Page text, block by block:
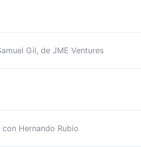
Gil, de JME Ventures
Hernando Rubio